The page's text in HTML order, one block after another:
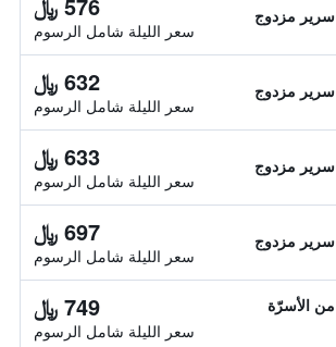
سعر الليلة شامل الرسوم
632 ﷼
سعر الليلة شامل الرسوم
633 ﷼
سعر الليلة شامل الرسوم
697 ﷼
سعر الليلة شامل الرسوم
Double room، 2 من الأسرّة
749 ﷼
سعر الليلة شامل الرسوم